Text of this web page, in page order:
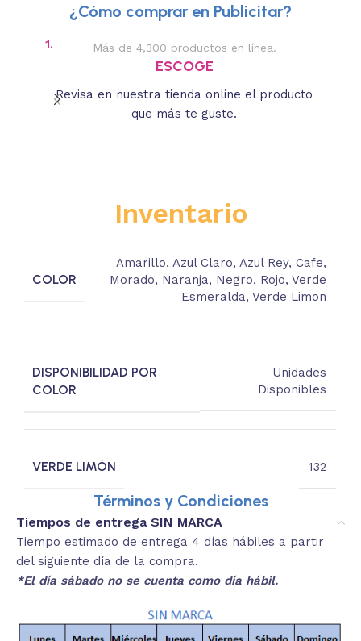
¿Cómo comprar en Publicitar?
1. Más de 4,300 productos en línea.
ESCOGE
Revisa en nuestra tienda online el producto
que más te guste.
Inventario
COLOR
Amarillo, Azul Claro, Azul Rey,Cafe,
Morado, Naranja, Negro, Rojo,Verde
Esmeralda,Verde Limon
DISPONIBILIDAD POR
COLOR
Unidades
Disponibles
VERDE LIMÓN 132
Términos y Condiciones
Tiempos de entrega SIN MARCA
Tiempo estimado de entrega 4 días hábiles a partir
del siguiente día de la compra.
*El día sábado no se cuenta como día hábil.